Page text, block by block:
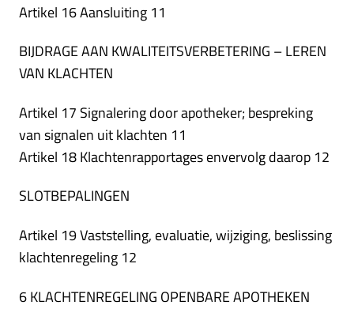
Artikel 16 Aansluiting 11
BIJDRAGE AAN KWALITEITSVERBETERING – LEREN
VAN KLACHTEN
Artikel 17 Signalering door apotheker; bespreking
van signalen uit klachten 11
Artikel 18 Klachtenrapportages envervolg daarop 12
SLOTBEPALINGEN
Artikel 19 Vaststelling, evaluatie, wijziging, beslissing
klachtenregeling 12
6 KLACHTENREGELING OPENBARE APOTHEKEN